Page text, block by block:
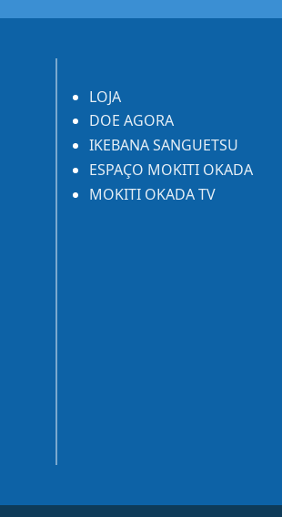
LOJA
DOE AGORA
IKEBANA SANGUETSU
ESPAÇO MOKITI OKADA
MOKITI OKADA TV